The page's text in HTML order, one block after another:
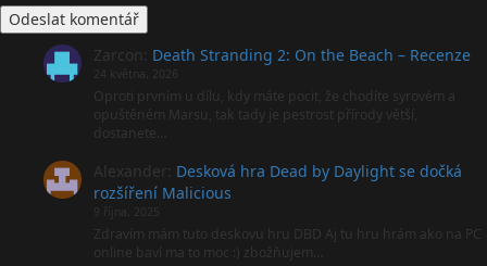
Zarcon Death Stranding 2: On the Beach – Recenze
24 května, 2026
Oproti prvním u dílu, kdy máte pocit, že chodíte syrovém a
opuštěném Marsu, tak tady je pestrost přírody větší,
dostanete…
Alexander Desková hra Dead by Daylight se dočká
rozšíření Malicious
9 října, 2025
Zdravím mám tuto deskovu hru DBD Aj tu hru hrám ako na PC
online baví ma to moc :) zbožňujem…